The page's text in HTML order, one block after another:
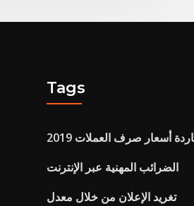
Tags
أسعار صرف العملات 2019
الضرائب المهنية عبر الإنترنت
تغريد الإعلان من خلال معدل